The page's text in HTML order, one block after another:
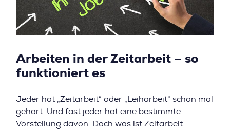
Arbeiten in der Zeitarbeit – so
funktioniert es
Jeder hat „Zeitarbeit“ oder „Leiharbeit“ schon mal
gehört. Und fast jeder hat eine bestimmte
Vorstellung davon. Doch was ist Zeitarbeit